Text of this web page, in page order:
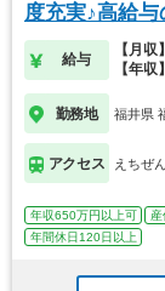
度充実♪高給
給与
【月
【年
勤務地 福井県
アクセス えちぜ
年収650万円以上可 産
年間休日120日以上